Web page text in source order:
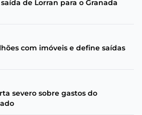
de Lorran para o Granada
com imóveis e define saídas
severo sobre gastos do